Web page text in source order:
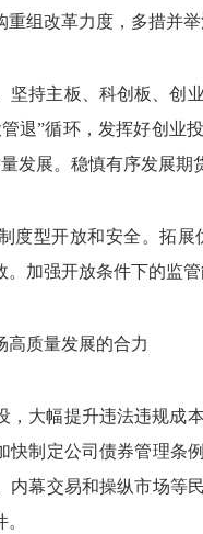
重组改革力度，多措并
坚持主板、科创板、创
退”循环，发挥好创业
发展。稳慎有序发展期
度型开放和安全。拓
。加强开放条件下的监
高质量发展的合力
，大幅提升违法违规成
快制定公司债券管理条
内幕交易和操纵市场等